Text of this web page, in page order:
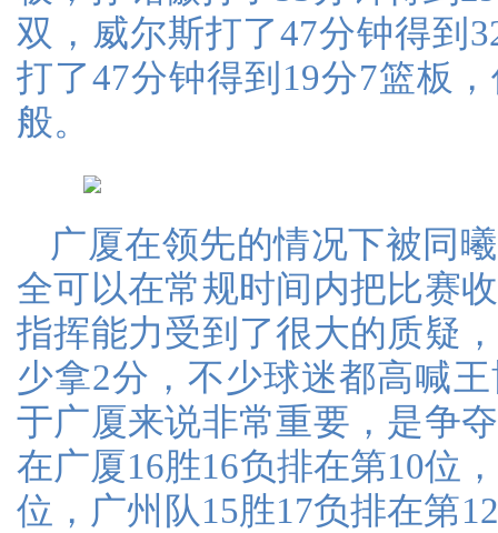
双，威尔斯打了47分钟得到
打了47分钟得到19分7篮板
般。
广厦在领先的情况下被同
全可以在常规时间内把比赛
指挥能力受到了很大的质疑
少拿2分，不少球迷都高喊
于广厦来说非常重要，是争
在广厦16胜16负排在第10位
位，广州队15胜17负排在第